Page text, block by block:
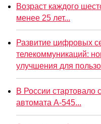
Возраст каждого
менее 25 лет...
Развитие цифровых
телекоммуникаций:
улучшения для
В России стартовало
автомата А-545...